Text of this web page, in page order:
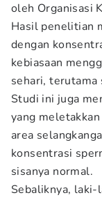
oleh Organisasi
Hasil penelitian
dengan
kebiasaan
sehari, terutama
Studi ini juga
yang
area
konsentrasi
sisanya normal.
Sebaliknya,